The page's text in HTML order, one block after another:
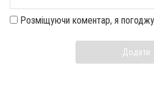
Розміщуючи коментар, я
Додати